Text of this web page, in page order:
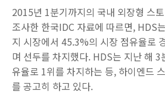
2015년 1분기까지의 국내 외장형 스
조사한 한국IDC 자료에 따르면, HDS
지 시장에서 45.3%의 시장 점유율로
며 선두를 차지했다. HDS는 지난 해
유율로 1위를 차지하는 등, 하이엔드
를 공고히 하고 있다.